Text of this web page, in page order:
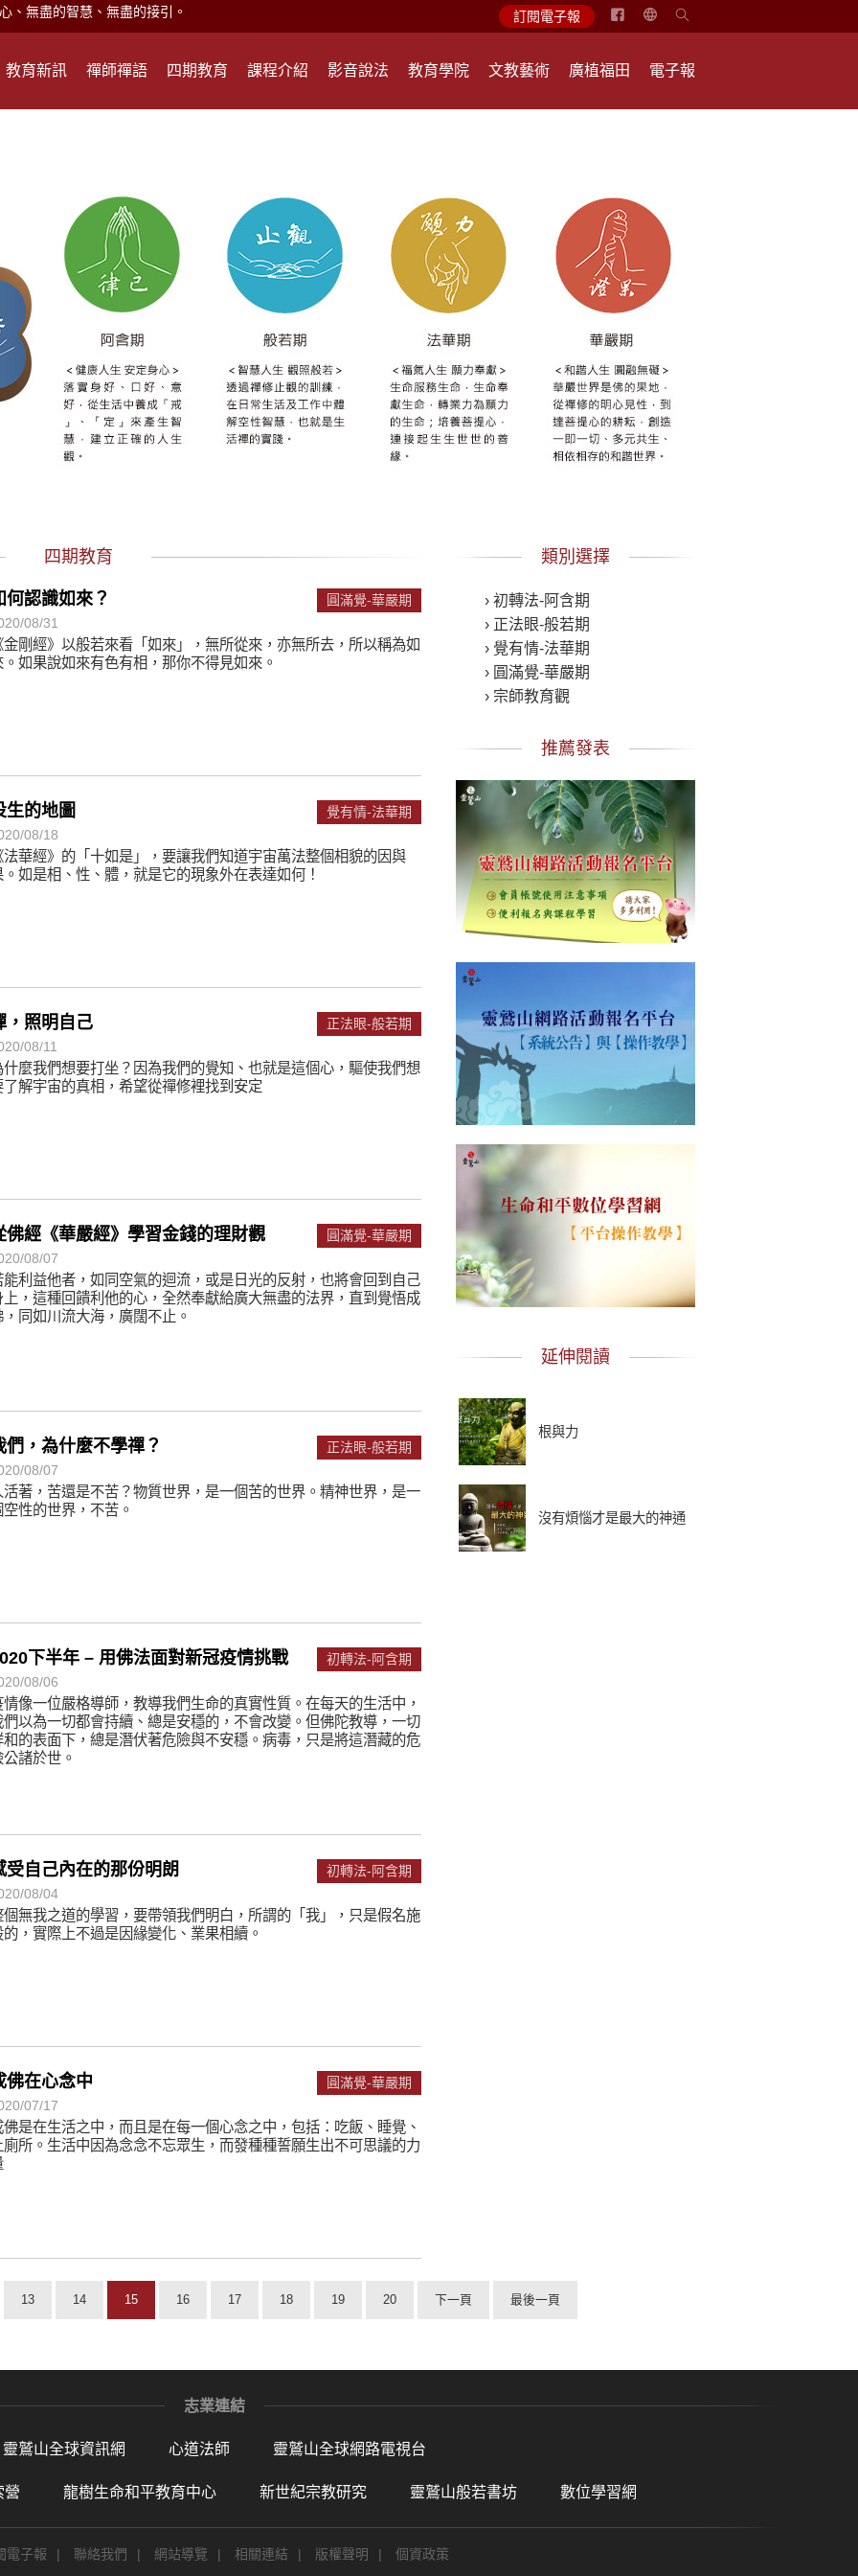
。
在？
，讓生命更寬廣。
、無盡的智慧、無盡的接引。
。
頭就開。
在？
，讓生命更寬廣。
訂閱電子報
简
中
教育新訊 禪師禪語 四期教育 課程介紹 影音說法 教育學院 文教藝術 廣植福田 電子報
四期教育
何認識如來？
08/31
金剛經》以般若來看「如來」，無所從來，亦無所去，所以稱為如
。如果說如來有色有相，那你不得見如來。
圓滿覺-華嚴期
生的地圖
08/18
法華經》的「十如是」，要讓我們知道宇宙萬法整個相貌的因與
。如是相、性、體，就是它的現象外在表達如何！
覺有情-法華期
，照明自己
08/11
什麼我們想要打坐？因為我們的覺知、也就是這個心，驅使我們想
了解宇宙的真相，希望從禪修裡找到安定
正法眼-般若期
佛經《華嚴經》學習金錢的理財觀
08/07
能利益他者，如同空氣的迴流，或是日光的反射，也將會回到自己
上，這種回饋利他的心，全然奉獻給廣大無盡的法界，直到覺悟成
，同如川流大海，廣闊不止。
圓滿覺-華嚴期
們，為什麼不學禪？
08/07
活著，苦還是不苦？物質世界，是一個苦的世界。精神世界，是一
空性的世界，不苦。
正法眼-般若期
下半年 – 用佛法面對新冠疫情挑戰
08/06
情像一位嚴格導師，教導我們生命的真實性質。在每天的生活中，
們以為一切都會持續、總是安穩的，不會改變。但佛陀教導，一切
和的表面下，總是潛伏著危險與不安穩。病毒，只是將這潛藏的危
公諸於世。
初轉法-阿含期
受自己內在的那份明朗
08/04
個無我之道的學習，要帶領我們明白，所謂的「我」，只是假名施
的，實際上不過是因緣變化、業果相續。
初轉法-阿含期
佛在心念中
07/17
佛是在生活之中，而且是在每一個心念之中，包括：吃飯、睡覺、
廁所。生活中因為念念不忘眾生，而發種種誓願生出不可思議的力
圓滿覺-華嚴期
類別選擇
› 初轉法-阿含期
› 正法眼-般若期
› 覺有情-法華期
› 圓滿覺-華嚴期
› 宗師教育觀
推薦發表
延伸閱讀
根與力
沒有煩惱才是最大的神通
13 14 15 16 17 18 19 20 下一頁 最後一頁
志業連結
靈鷲山全球資訊網 心道法師 靈鷲山全球網路電視台
營 龍樹生命和平教育中心 新世紀宗教研究 靈鷲山般若書坊 數位學習網
電子報 | 聯絡我們 | 網站導覽 | 相關連結 | 版權聲明 | 個資政策